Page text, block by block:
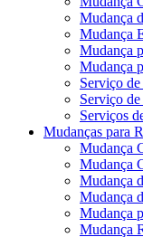
Mudança
Mudança
Mudança
Mudança
Serviço
Serviço
Serviços
Mudanças para
Mudança
Mudança
Mudança
Mudança
Mudança
Mudança